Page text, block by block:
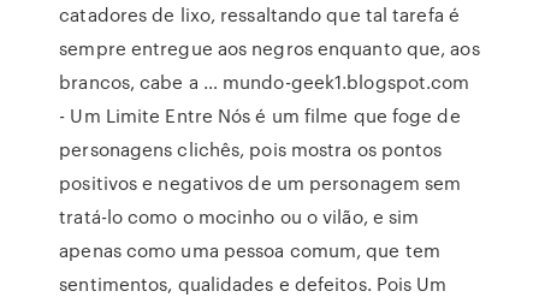
catadores de lixo, ressaltando que tal tarefa é
sempre entregue aos negros enquanto que, aos
brancos, cabe a … mundo-geek1.blogspot.com
- Um Limite Entre Nós é um filme que foge de
personagens clichês, pois mostra os pontos
positivos e negativos de um personagem sem
tratá-lo como o mocinho ou o vilão, e sim
apenas como uma pessoa comum, que tem
sentimentos, qualidades e defeitos. Pois Um